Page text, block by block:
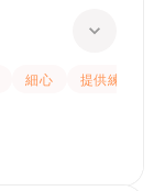
細心
提供練習題/